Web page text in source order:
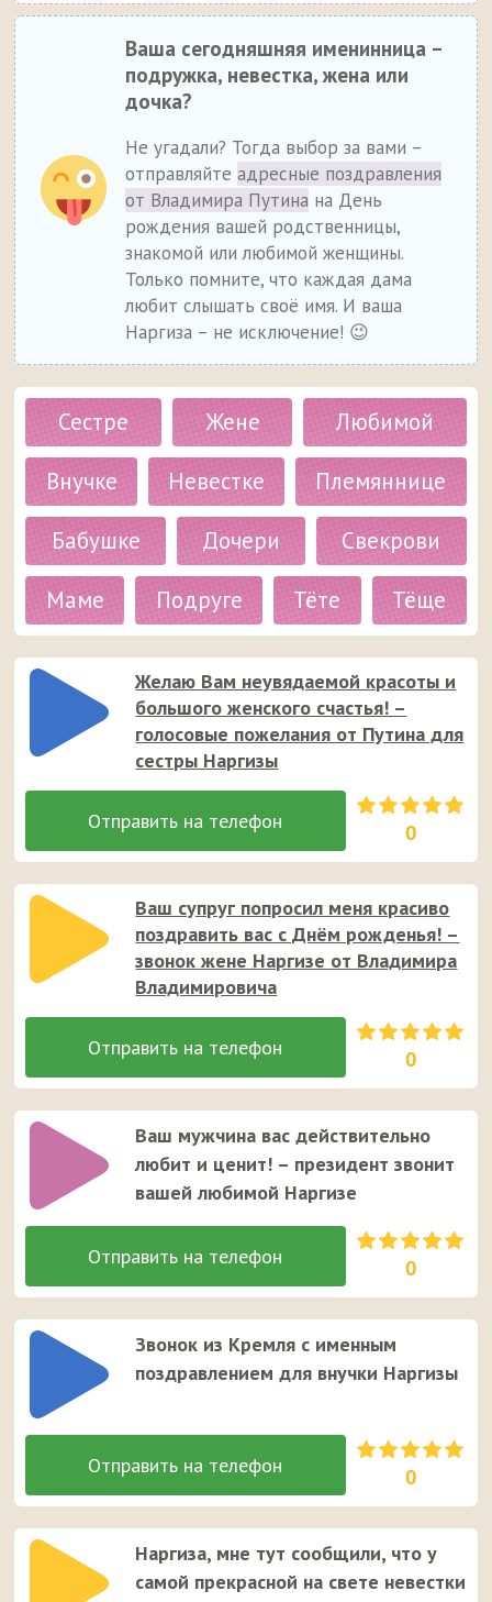
Ваша сегодняшняя именинница –
подружка, невестка, жена или
дочка?
Не угадали? Тогда выбор за вами –
отправляйтеадресные поздравления
от Владимира Путина на День
рождения вашей родственницы,
знакомой или любимой женщины.
Только помните, что каждая дама
любит слышать своё имя. И ваша
Наргиза – не исключение! 😉
Сестре Жене
Любимой
Внучке
Невестке
Племяннице
Бабушке
Дочери
Свекрови
Маме
Подруге Тёте Тёще
Желаю Вам неувядаемой красоты и
большого женского счастья! –
голосовые пожелания от Путина для
сестры Наргизы
0
Ваш супруг попросил меня красиво
поздравить вас с Днём рожденья! –
звонок жене Наргизе от Владимира
Владимировича
0
Ваш мужчина вас действительно
любит и ценит! – президент звонит
вашей любимой Наргизе
0
Звонок из Кремля с именным
поздравлением для внучки Наргизы
0
Наргиза, мне тут сообщили, что у
самой прекрасной на свете невестки